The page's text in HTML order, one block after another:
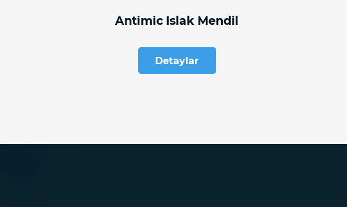
Antimic Islak Mendil
Detaylar